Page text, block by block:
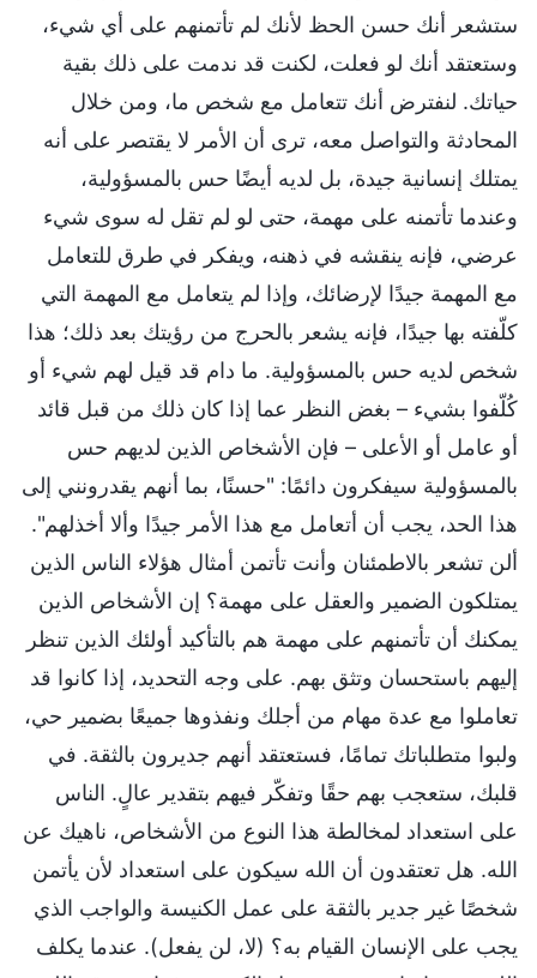
ستشعر أنك حسن الحظ لأنك لم تأتمنهم على أي شيء،
وستعتقد أنك لو فعلت، لكنت قد ندمت على ذلك بقية
حياتك. لنفترض أنك تتعامل مع شخص ما، ومن خلال
المحادثة والتواصل معه، ترى أن الأمر لا يقتصر على أنه
يمتلك إنسانية جيدة، بل لديه أيضًا حس بالمسؤولية،
وعندما تأتمنه على مهمة، حتى لو لم تقل له سوى شيء
عرضي، فإنه ينقشه في ذهنه، ويفكر في طرق للتعامل
مع المهمة جيدًا لإرضائك، وإذا لم يتعامل مع المهمة التي
كلّفته بها جيدًا، فإنه يشعر بالحرج من رؤيتك بعد ذلك؛ هذا
شخص لديه حس بالمسؤولية. ما دام قد قيل لهم شيء أو
كُلّفوا بشيء – بغض النظر عما إذا كان ذلك من قبل قائد
أو عامل أو الأعلى – فإن الأشخاص الذين لديهم حس
بالمسؤولية سيفكرون دائمًا: "حسنًا، بما أنهم يقدرونني إلى
هذا الحد، يجب أن أتعامل مع هذا الأمر جيدًا وألا أخذلهم".
ألن تشعر بالاطمئنان وأنت تأتمن أمثال هؤلاء الناس الذين
يمتلكون الضمير والعقل على مهمة؟ إن الأشخاص الذين
يمكنك أن تأتمنهم على مهمة هم بالتأكيد أولئك الذين تنظر
إليهم باستحسان وتثق بهم. على وجه التحديد، إذا كانوا قد
تعاملوا مع عدة مهام من أجلك ونفذوها جميعًا بضمير حي،
ولبوا متطلباتك تمامًا، فستعتقد أنهم جديرون بالثقة. في
قلبك، ستعجب بهم حقًا وتفكّر فيهم بتقدير عالٍ. الناس
على استعداد لمخالطة هذا النوع من الأشخاص، ناهيك عن
الله. هل تعتقدون أن الله سيكون على استعداد لأن يأتمن
شخصًا غير جدير بالثقة على عمل الكنيسة والواجب الذي
يجب على الإنسان القيام به؟ (لا، لن يفعل). عندما يكلف